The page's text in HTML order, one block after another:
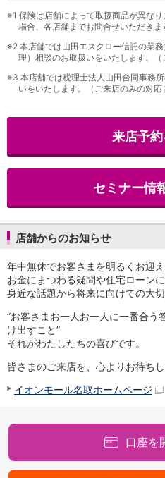
インターネットバンキング
アプリ
イオン銀行アプリTOP
通帳アプリ
イオン銀行PayB
イオングループアプリ
支払・入金TOP
AEON Pay
自動入金サービス
スマホ決済アプリ
サービス
Myステージ
相続・税務のご相談
電子マネーWAON
セキュリティ
インボイス
その他サービス
手数料
金利
店舗・ATM
北海道
※1 保険は店舗によって取扱商品が異な
場合、各店舗までお問合せいただきま
※2 本店舗では山田エスクロー信託の業
理）相談のお取扱いをいたします。（
※3 本店舗では税理士法人山田合同事務
いをいたします。（ご来店のみの対応
来店予
セミナー情
店舗からのお知らせ
年中無休でお客さまを明るくお迎え
お金にまつわる疑問や住宅ローン
身近な話題から将来に向けての大
”お客さまお一人お一人に一番合う
け出すこと”
それがわたしたちの喜びです。
皆さまのご来店を、心よりお待ちし
イオンモール名取ホームページ
口座を